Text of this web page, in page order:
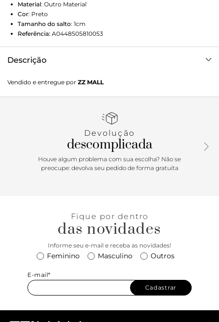
Material: Outro Material
Cor: Preto
Tamanho do salto: 1cm
Referência: A0448505810053
Descrição
finas e bombadas, cada uma com um nó nas laterais,
espaçadas sobre os dedos e o peito do pé. De bico redondo,
e inscrição do nome da marca.
Vendido e entregue por ZZ MALL
Devolução
descomplicada
Houve algum problema com sua escolha? Não se
preocupe: devolva seu pedido de forma gratuita
Fique por dentro
das novidades
Informe seu e-mail e receba as novidades!
Feminino Masculino Outros
E-mail*
Cadastrar